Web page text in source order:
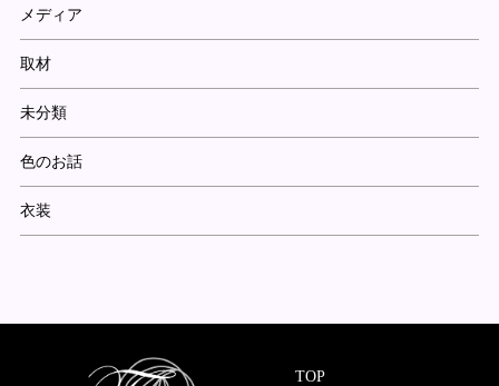
メディア
取材
未分類
色のお話
衣装
TOP